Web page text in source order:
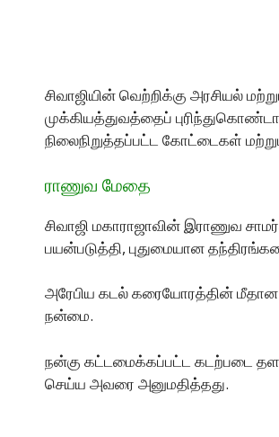
சிவாஜியின் வெற்றிக்கு அரசியல்
முக்கியத்துவத்தைப்
நிலைநிறுத்தப்பட்ட கோட்டைகள்
ராணுவ மேதை
சிவாஜி மகாராஜாவின் இராணுவ
பயன்படுத்தி, புதுமையான
அரேபிய கடல் கரையோரத்தின் மீதான
நன்மை.
நன்கு கட்டமைக்கப்பட்ட கடற்படை
செய்ய அவரை அனுமதித்தது.